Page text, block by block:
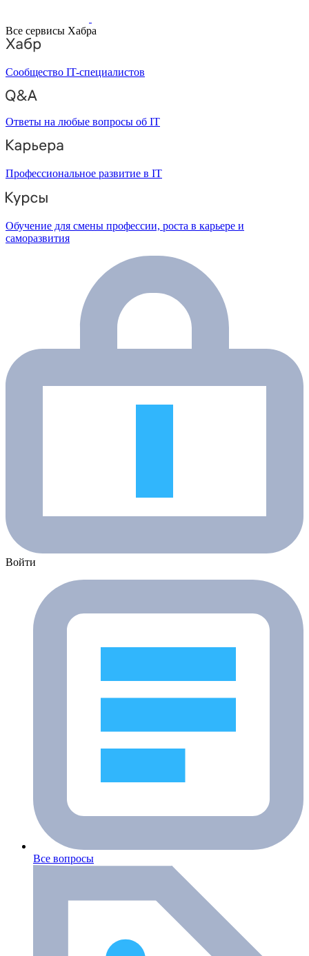
Все сервисы Хабра
Сообщество IT-специалистов
Ответы на любые вопросы об IT
Профессиональное развитие в IT
Обучение для смены профессии, роста в карьере и
саморазвития
Войти
Все вопросы